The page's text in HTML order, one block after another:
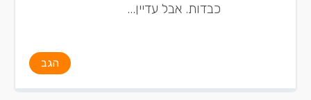
כבדות. אבל עדיין...
הגב